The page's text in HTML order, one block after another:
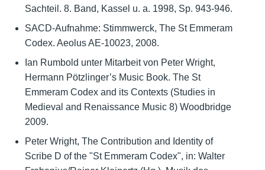
Sachteil. 8. Band, Kassel u. a. 1998, Sp. 943-946.
SACD-Aufnahme: Stimmwerck, The St Emmeram
Codex. Aeolus AE-10023, 2008.
Ian Rumbold unter Mitarbeit von Peter Wright,
Hermann Pötzlinger’s Music Book. The St
Emmeram Codex and its Contexts (Studies in
Medieval and Renaissance Music 8) Woodbridge
2009.
Peter Wright, The Contribution and Identity of
Scribe D of the "St Emmeram Codex", in: Walter